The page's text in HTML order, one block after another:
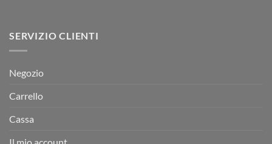
SERVIZIO CLIENTI
Negozio
Carrello
Cassa